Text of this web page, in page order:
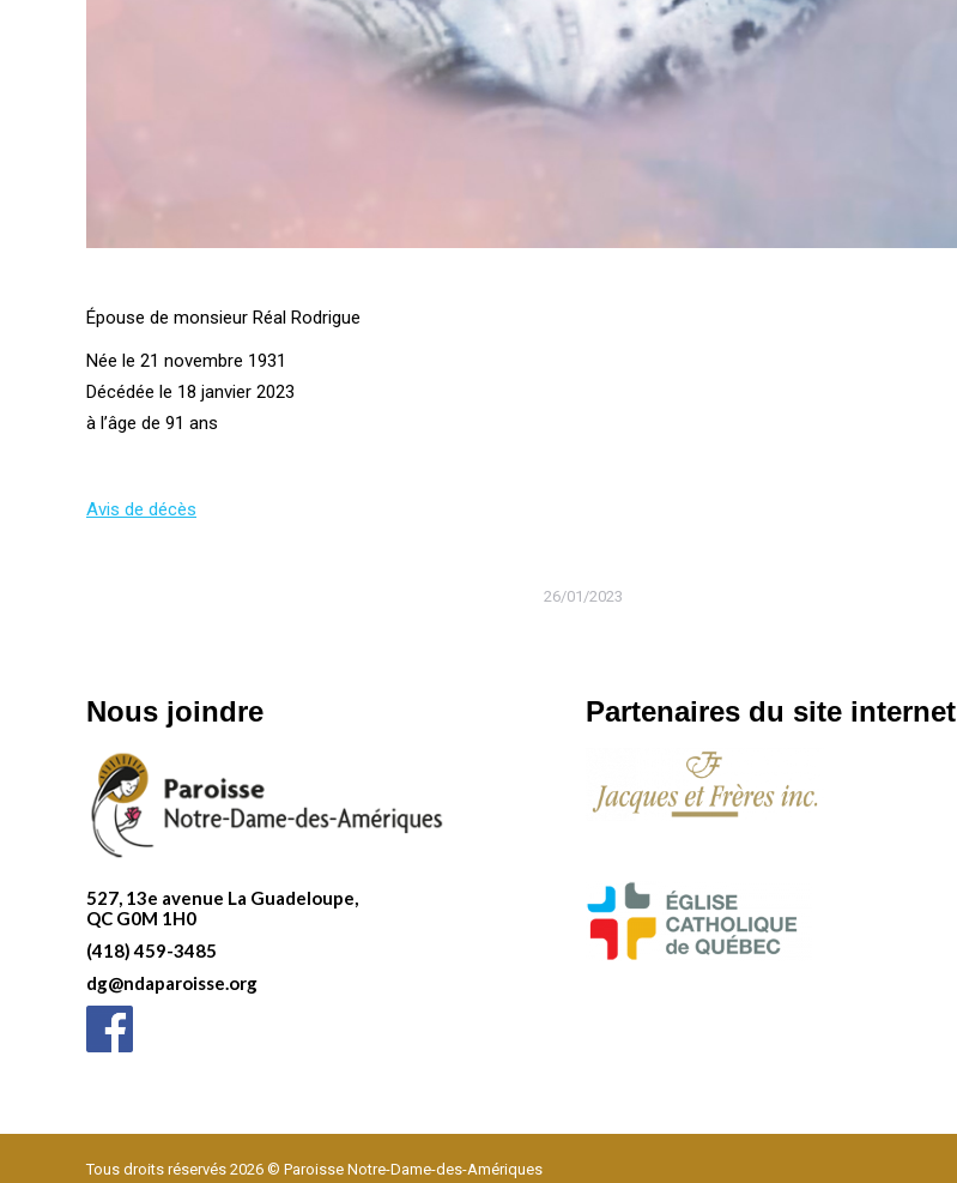
Épouse de monsieur Réal Rodrigue
Née le 21 novembre 1931
Décédée le 18 janvier 2023
à l’âge de 91 ans
Avis de décès
26/01/2023
Nous joindre
527, 13e avenue La Guadeloupe,
QC G0M 1H0
(418) 459-3485
dg@ndaparoisse.org
Partenaires du site internet
Tous droits réservés 2026 © Paroisse Notre-Dame-des-Amériques